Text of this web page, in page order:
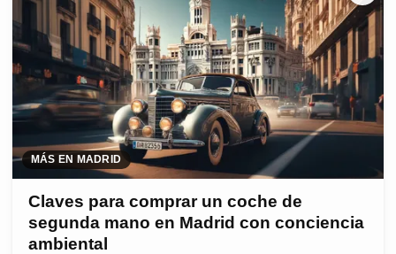
MÁS EN MADRID
Claves para comprar un coche de
segunda mano en Madrid con conciencia
ambiental